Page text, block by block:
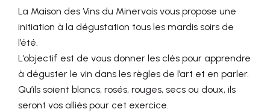
La Maison des Vins du Minervois vous propose une
initiation à la dégustation tous les mardis soirs de
l’été.
L’objectif est de vous donner les clés pour apprendre
à déguster le vin dans les règles de l’art et en parler.
Qu’ils soient blancs, rosés, rouges, secs ou doux, ils
seront vos alliés pour cet exercice.